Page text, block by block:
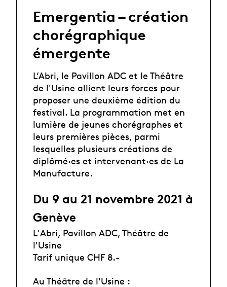
Emergentia – création
chorégraphique
émergente
L’Abri, le Pavillon ADC et le Théâtre
de l'Usine allient leurs forces pour
proposer une deuxième édition du
festival. La programmation met en
lumière de jeunes chorégraphes et
leurs premières pièces, parmi
lesquelles plusieurs créations de
diplômé·es et intervenant·es de La
Manufacture.
Du 9 au 21 novembre 2021 à
Genève
L'Abri, Pavillon ADC, Théâtre de
l'Usine
Tarif unique CHF 8.-
Au Théâtre de l'Usine :